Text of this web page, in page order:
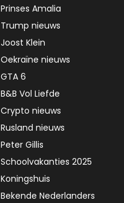
Prinses Amalia
Trump nieuws
Joost Klein
Oekraïne nieuws
GTA 6
B&B Vol Liefde
Crypto nieuws
Rusland nieuws
Peter Gillis
Schoolvakanties 2025
Koningshuis
Bekende Nederlanders